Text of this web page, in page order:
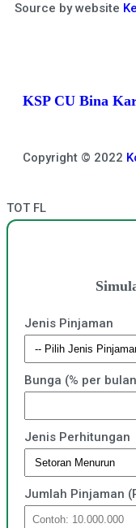
Source by website
KSP CU Bina
Copyright © 2022
TOT FL
Jenis Pinjaman
Bunga (% per
Jenis Perhitungan
Jumlah Pinjaman